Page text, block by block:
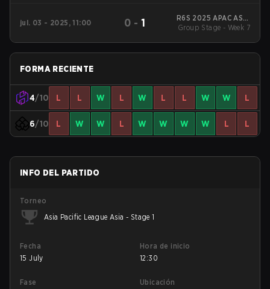
jul. 03 - 2025, 11:00 0 -1
R6S 2025 APAC ASIA
Stage 1
Group Stage - Week 7
FORMA RECIENTE
4/10 L L W L W L L W W L
6/10 L W W L W W W W L L
INFO DEL PARTIDO
Torneo
Asia Pacific League Asia - Stage 1
Fecha
15 July
Hora de inicio
12:30
Fase
Ubicación